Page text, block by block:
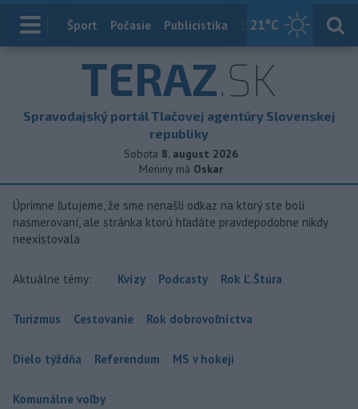
21°C
Index
Šport Počasie Publicistika Slovensko
TERAZ.SK
Spravodajský portál Tlačovej agentúry Slovenskej
republiky
Sobota 8. august 2026
Meniny má Oskar
Úprimne ľutujeme, že sme nenašli odkaz na ktorý ste boli
nasmerovaní, ale stránka ktorú hľadáte pravdepodobne nikdy
neexistovala
Aktuálne témy: Kvízy Podcasty Rok Ľ.Štúra
Turizmus Cestovanie Rok dobrovoľníctva
Dielo týždňa Referendum MS v hokeji
Komunálne voľby